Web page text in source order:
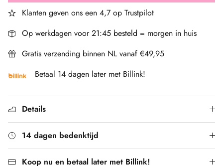
Klanten geven ons een 4,7 op Trustpilot
Op werkdagen voor 21:45 besteld = morgen in huis
Gratis verzending binnen NL vanaf €49,95
Betaal 14 dagen later met Billink!
Details
14 dagen bedenktijd
Koop nu en betaal later met Billink!